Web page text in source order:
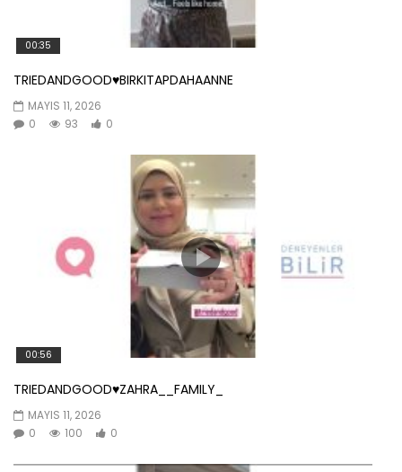
00:35
TRIEDANDGOOD♥️BIRKITAPDAHAANNE
MAYIS 11, 2026
0
93 0
00:56
TRIEDANDGOOD♥️ZAHRA__FAMILY_
MAYIS 11, 2026
0
100 0